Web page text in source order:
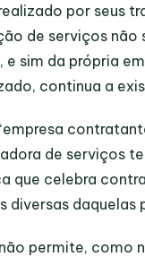
por seus
de serviços
sim da própria
continua a
de serviços
que celebra
daquelas
permite, como